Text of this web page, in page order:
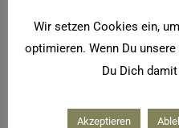
Wir setzen Cookies ein,
optimieren. Wenn Du
Du Dich
Akzeptieren